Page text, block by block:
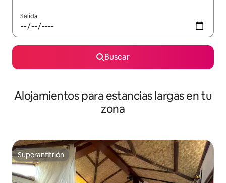
Salida
Buscar
Alojamientos para estancias largas en tu
zona
Superanfitrión
Superanfitrión